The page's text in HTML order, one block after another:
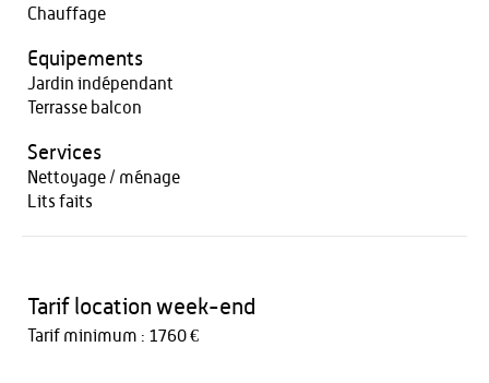
Chauffage
Equipements
Jardin indépendant
Terrasse balcon
Services
Nettoyage / ménage
Lits faits
Tarif location week-end
Tarif minimum : 1760 €